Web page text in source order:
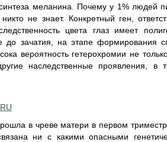
меланина. Почему у 1% людей
не знает. Конкретный ген,
цвета глаз имеет
до зачатия, на этапе формирования
вероятность гетерохромии не
наследственные проявления, в
в чреве матери в первом
ни с какими опасными